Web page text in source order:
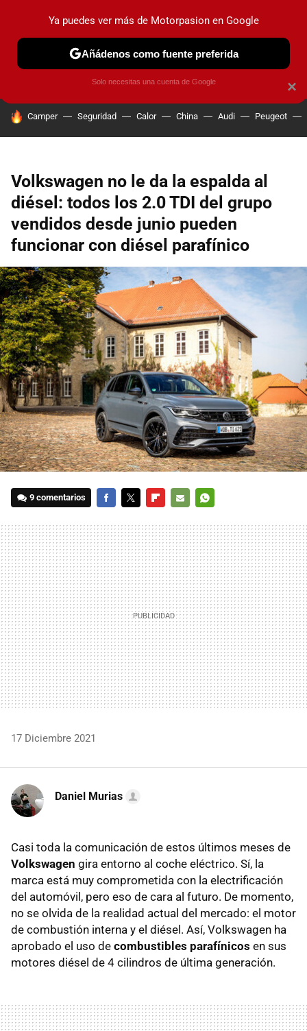
PRUEBAS COCHES ELÉCTRICOS OBSERVATORIO
HOY SE HABLA DE
Camper Seguridad Calor China Audi Peugeot
Volkswagen no le da la espalda al
diésel: todos los 2.0 TDI del grupo
vendidos desde junio pueden
funcionar con diésel parafínico
9 comentarios
MAIL
17 Diciembre 2021
Daniel Murias
Casi toda la comunicación de estos últimos meses de
Volkswagen gira entorno al coche eléctrico. Sí, la
marca está muy comprometida con la electrificación
del automóvil, pero eso de cara al futuro. De momento,
no se olvida de la realidad actual del mercado: el motor
de combustión interna y el diésel. Así, Volkswagen ha
aprobado el uso de combustibles parafínicos en sus
motores diésel de 4 cilindros de última generación.
×
Ya puedes ver más de Motorpasion en Google
Añádenos como fuente preferida
Solo necesitas una cuenta de Google